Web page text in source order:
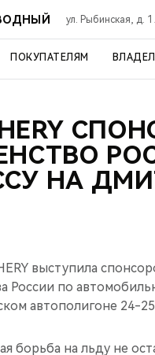
ул. Рыбинская, д. 1
ПОКУПАТЕЛЯМ
НА
выступила
России по
автополигоне 24-25
борьба на льду не